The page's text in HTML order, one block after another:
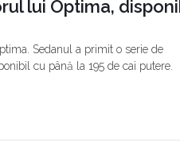
lui Optima,
Sedanul a primit o serie de
cu până la 195 de cai putere.